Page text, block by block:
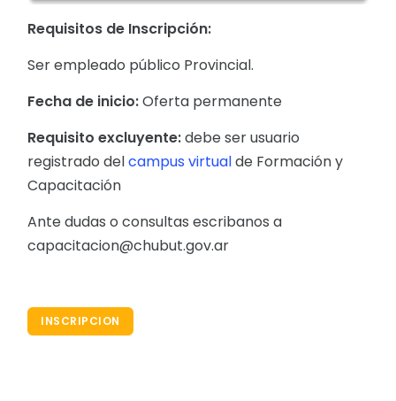
Requisitos de Inscripción:
Ser empleado público Provincial.
Fecha de inicio:Oferta permanente
Requisito excluyente:debe ser usuario
registrado delcampus virtualde Formación y
Capacitación
Ante dudas o consultas escribanos a
capacitacion@chubut.gov.ar
INSCRIPCION